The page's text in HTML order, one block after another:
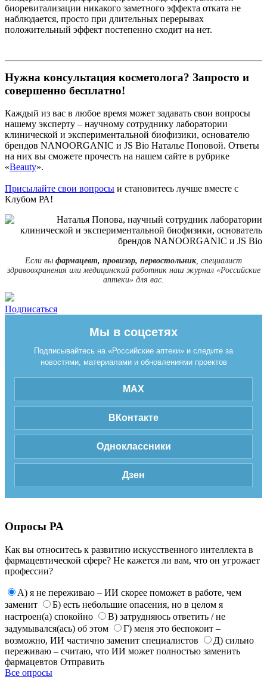
биоревитализации никакого заметного эффекта отката не
наблюдается, просто при длительных перерывах
положительный эффект постепенно сходит на нет.
Нужна консультация косметолога? Запросто и
совершенно бесплатно!
Каждый из вас в любое время может задавать свои вопросы
нашему эксперту – научному сотруднику лаборатории
клинической и экспериментальной биофизики, основателю
брендов NANOORGANIC и JS Bio Наталье Поповой. Ответы
на них вы сможете прочесть на нашем сайте в рубрике
«Beauty».
Присылайте свои вопросы и становитесь лучше вместе с
Клубом РА!
Если вы фармацевт, провизор, первостольник, специалист
здравоохранения или медицинский работник наш журнал «Российские
аптеки» для вас.
Подписаться
Мы в соцсетях
Подписывайтесь на «Российские аптеки» и следите за
новостями, материалами и обновлениями проектов
MAX
ВКонтакте
Одноклассники
Дзен
Опросы РА
Как вы относитесь к развитию искусственного интеллекта в
фармацевтической сфере? Не кажется ли вам, что он угрожает
профессии?
А) я не переживаю – ИИ скорее поможет в работе, чем
заменит
Б) есть небольшие опасения, но в целом я
настроен(а) спокойно
В) затрудняюсь ответить / не
задумывался(ась) об этом
Г) меня это беспокоит –
возможно, ИИ частично заменит специалистов
Д) сильно
переживаю – считаю, что ИИ может полностью заменить
фармацевтов Отправить
Все опросы